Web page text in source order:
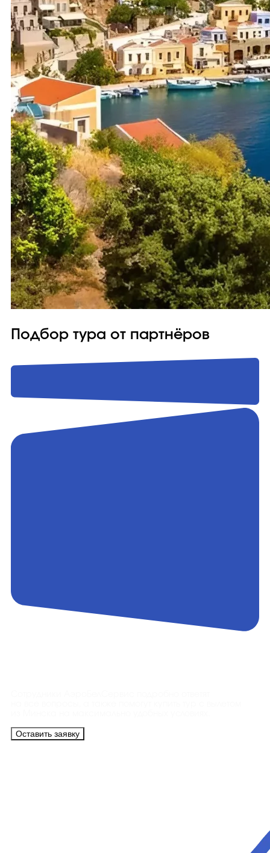
Подбор тура от партнёров
Оставить заявку